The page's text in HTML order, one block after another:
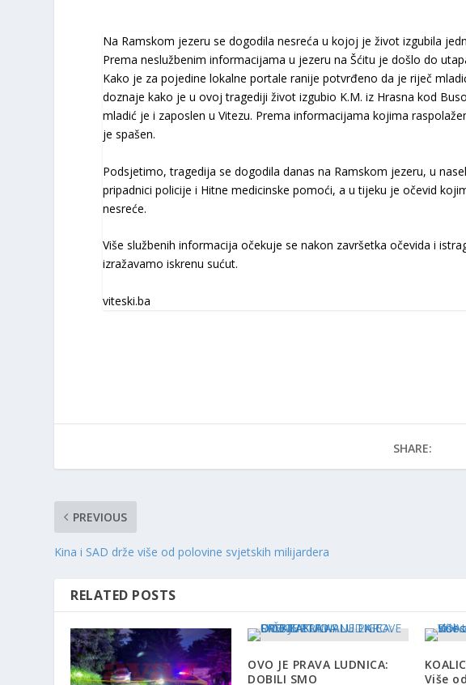
Na Ramskom jezeru se dogodila nesreća u kojoj je život izgubila
Prema neslužbenim informacijama u jezeru na Šćitu je došlo do
Kako je za pojedine lokalne portale ranije potvrđeno da je riječ
doznaje kako je u ovoj tragediji život izgubio K.M. iz Hrasna kod
mladić je i zaposlen u Vitezu. Prema informacijama kojima
je spašen.
Podsjetimo, tragedija se dogodila danas na Ramskom jezeru, u
pripadnici policije i Hitne medicinske pomoći, a u tijeku je očevid
nesreće.
Više službenih informacija očekuje se nakon završetka očevida i
izražavamo iskrenu sućut.
viteski.ba
SHARE:
PREVIOUS
Kina i SAD drže više od polovine svjetskih milijardera
RELATED POSTS
OVO JE PRAVA LUDNICA:
DOBILI SMO
Više